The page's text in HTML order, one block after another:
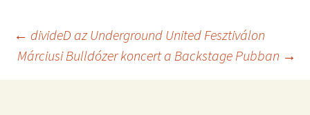
Post
navigation
← divideD az Underground United Fesztiválon
Márciusi Bulldózer koncert a Backstage Pubban →